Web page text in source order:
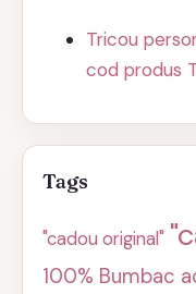
Tricou
cod produs
Tags
"cadou original"
100% Bumbac